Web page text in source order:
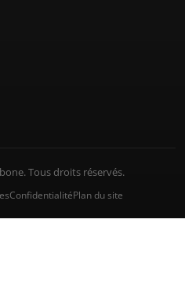
Tous droits réservés.
ConfidentialitéPlan du site